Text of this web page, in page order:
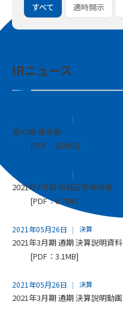
すべて 適時開示
IRニュース
第42期 報告書
[PDF：658KB]
2021年06月25日
2021年3月期 有価証券報告書
[PDF：6.7MB]
2021年05月26日 決算
2021年3月期 通期 決算説明資料
[PDF：3.1MB]
2021年05月26日 決算
2021年3月期 通期 決算説明動画